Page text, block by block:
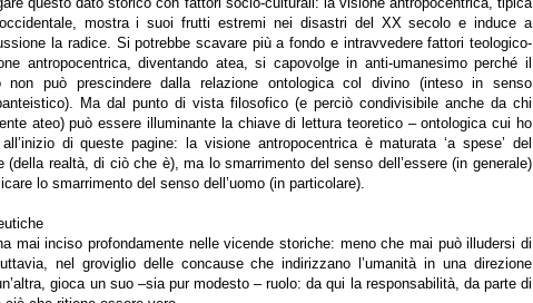
mostra i suoi frutti estremi nei disastri del XX secolo e induce a
la radice. Si potrebbe scavare più a fondo e intravvedere fattori teologico-
antropocentrica, diventando atea, si capovolge in anti-umanesimo perché il
non può prescindere dalla relazione ontologica col divino (inteso in senso
Ma dal punto di vista filosofico (e perciò condivisibile anche da chi
ateo) può essere illuminante la chiave di lettura teoretico – ontologica cui ho
di queste pagine: la visione antropocentrica è maturata ‘a spese’ del
(della realtà, di ciò che è), ma lo smarrimento del senso dell’essere (in generale)
lo smarrimento del senso dell’uomo (in particolare).
mai inciso profondamente nelle vicende storiche: meno che mai può illudersi di
nel groviglio delle concause che indirizzano l’umanità in una direzione
gioca un suo –sia pur modesto – ruolo: da qui la responsabilità, da parte di